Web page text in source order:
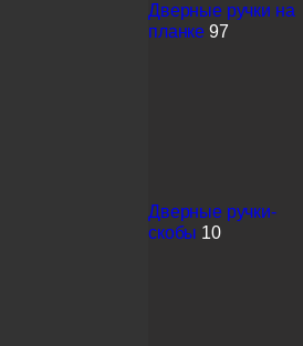
Дверные ручки на
планке 97
Дверные ручки-
скобы 10